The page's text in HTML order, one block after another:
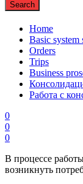
Home
Basic system
Orders
Trips
Business
Работа с
0
0
0
В процессе
возникнуть